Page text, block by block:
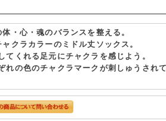
・心・魂のバランスを整える。
クラカラーのミドル丈ソックス。
てくれる足元にチャクラを感じよう。
れの色のチャクラマークが刺しゅうされて